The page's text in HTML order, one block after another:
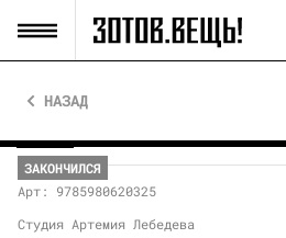
НАЗАД
ЗАКОНЧИЛСЯ
Арт: 9785980620325
Студия Артемия Лебедева